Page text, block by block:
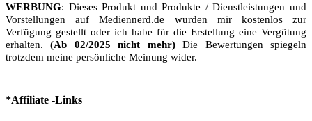
WERBUNG: Dieses Produkt und Produkte / Dienstleistungen und
Vorstellungen auf Mediennerd.de wurden mir kostenlos zur
Verfügung gestellt oder ich habe für die Erstellung eine Vergütung
erhalten.(Ab 02/2025 nicht mehr)Die Bewertungen spiegeln
trotzdem meine persönliche Meinung wider.
*Affiliate -Links